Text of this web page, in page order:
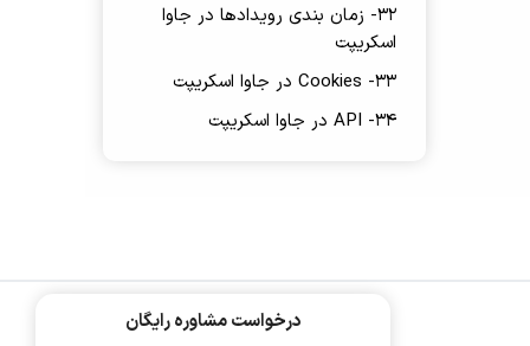
32- زمان بندی رویدادها در جاوا
اسکریپت
33- Cookies در جاوا اسکریپت
34- API در جاوا اسکریپت
درخواست مشاوره رایگان